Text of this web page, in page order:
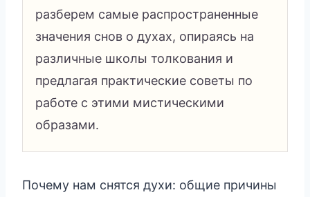
разберем самые распространенные
значения снов о духах, опираясь на
различные школы толкования и
предлагая практические советы по
работе с этими мистическими
образами.
Почему нам снятся духи: общие причины